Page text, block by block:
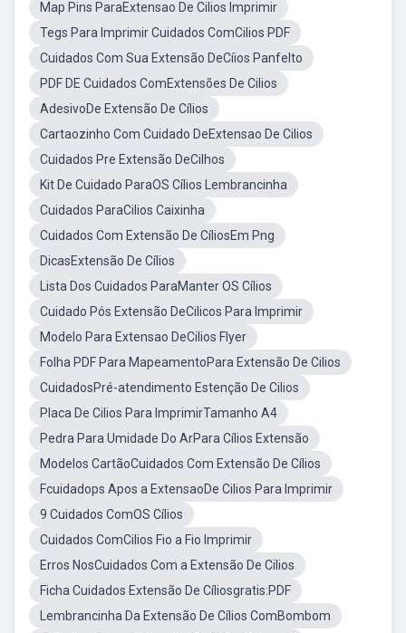
Map Pins ParaExtensao De Cilios Imprimir
Tegs Para Imprimir Cuidados ComCilios PDF
Cuidados Com Sua Extensão DeCíios Panfelto
PDF DE Cuidados ComExtensões De Cilios
AdesivoDe Extensão De Cílios
Cartaozinho Com Cuidado DeExtensao De Cilios
Cuidados Pre Extensão DeCilhos
Kit De Cuidado ParaOS Cílios Lembrancinha
Cuidados ParaCilios Caixinha
Cuidados Com Extensão De CíliosEm Png
DicasExtensão De Cílios
Lista Dos Cuidados ParaManter OS Cílios
Cuidado Pós Extensão DeCilicos Para Imprimir
Modelo Para Extensao DeCilios Flyer
Folha PDF Para MapeamentoPara Extensão De Cilios
CuidadosPré-atendimento Estenção De Cilios
Placa De Cilios Para ImprimirTamanho A4
Pedra Para Umidade Do ArPara Cílios Extensão
Modelos CartãoCuidados Com Extensão De Cílios
Fcuidadops Apos a ExtensaoDe Cilios Para Imprimir
9 Cuidados ComOS Cílios
Cuidados ComCilios Fio a Fio Imprimir
Erros NosCuidados Com a Extensão De Cilios
Ficha Cuidados Extensão De Cíliosgratis:PDF
Lembrancinha Da Extensão De Cílios ComBombom